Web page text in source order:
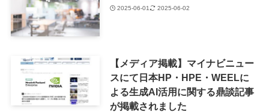
2025-06-01 2025-06-02
【メディア掲載】マイナビニュー
スにて日本HP・HPE・WEELに
よる生成AI活用に関する鼎談記事
が掲載されました